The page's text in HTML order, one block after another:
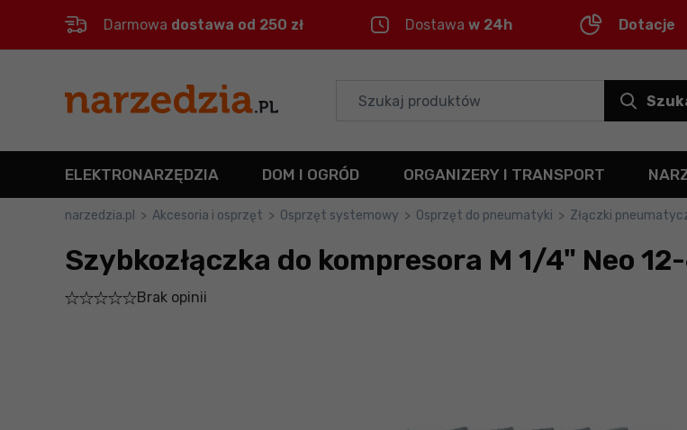
Menu główne
Informacje o produkcie
Do koszyka
Szczegółowe informacje
Stopka
Darmowa dostawa od 250 zł Dostawa w 24h Dotacje
ELEKTRONARZĘDZIA DOM I OGRÓD ORGANIZERY I TRANSPORT
narzedzia.pl > Akcesoria i osprzęt > Osprzęt systemowy > Osprzęt do pneumatyki > Złączki
Szybkozłączka do kompresora M 1/4" Neo
Brak opinii